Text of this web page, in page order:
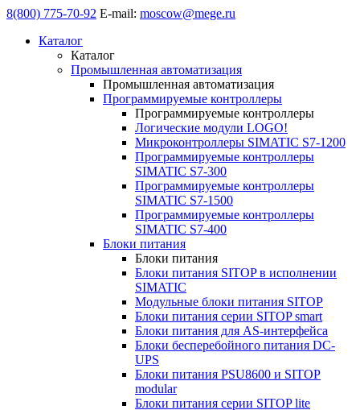
8(800) 775-70-92 E-mail: moscow@mege.ru
Каталог
Каталог
Промышленная автоматизация
Промышленная автоматизация
Программируемые контроллеры
Программируемые контроллеры
Логические модули LOGO!
Микроконтроллеры SIMATIC S7-1200
Программируемые контроллеры
SIMATIC S7-300
Программируемые контроллеры
SIMATIC S7-1500
Программируемые контроллеры
SIMATIC S7-400
Блоки питания
Блоки питания
Блоки питания SITOP в исполнении
SIMATIC
Модульные блоки питания SITOP
Блоки питания серии SITOP smart
Блоки питания для AS-интерфейса
Блоки бесперебойного питания DC-
UPS
Блоки питания PSU8600 и SITOP
modular
Блоки питания серии SITOP lite